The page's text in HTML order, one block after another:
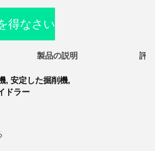
得なさい
製品の説明 評
, 安定した掘削機,
ドラー